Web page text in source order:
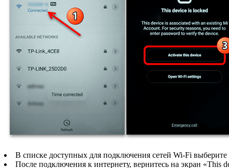
В списке доступных для подключения сетей Wi-Fi
После подключения к интернету, вернитесь на экран «This